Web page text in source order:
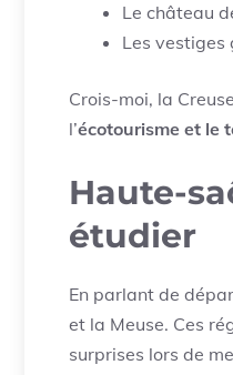
Le château
Les vestiges
Crois-moi, la
l’écotourisme et le
Haute-
étudier
En parlant de
et la Meuse. Ces
surprises lors de